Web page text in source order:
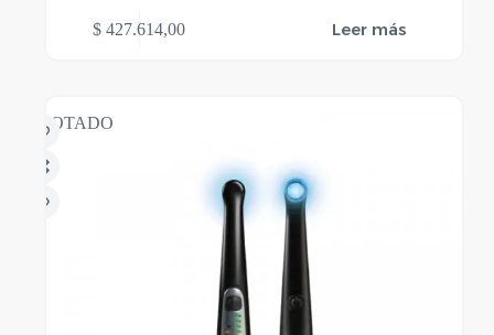
$ 427.614,00 Leer más
AGOTADO